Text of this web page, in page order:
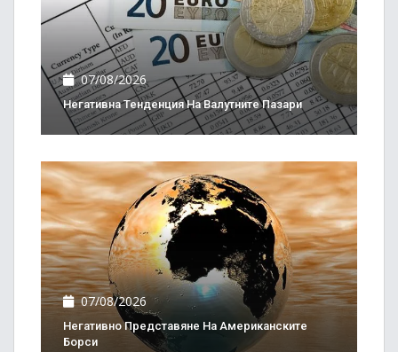
07/08/2026
Негативна Тенденция На Валутните Пазари
07/08/2026
Негативно Представяне На Американските
Борси